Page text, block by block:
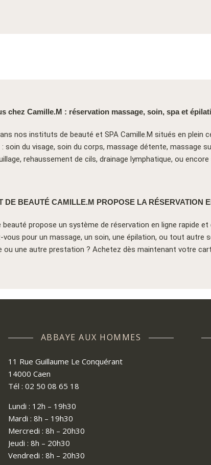
chez Camille.M : réservation massage, soin, spa et
nos instituts de beauté et SPA Camille.M situés en plein
du visage, soin du corps, massage détente, massage
rehaussement de cils, drainage lymphatique, ou
DE BEAUTÉ CAMILLE.M PROPOSE LA RÉSERVATION
propose un système de réservation en ligne rapide et
vous pour un massage, un soin, une épilation, ou tout autre
une autre prestation ? Achetez dès maintenant votre
ABBAYE AUX HOMMES
11 Rue Guillaume Le Conquérant
14000 Caen
Tél : 02 50 08 65 18
Lundi : 12h – 19h30
Mardi : 8h – 19h30
Mercredi : 8h – 20h30
Jeudi : 8h – 20h30
Vendredi : 8h – 20h30